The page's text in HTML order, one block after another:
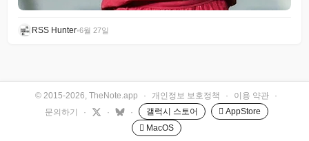
RSS Hunter•6월 27일
© 2015-2026, TheNote.app · 개인정보 보호정책 · 이용 약관
·
문의하기
· · · 갤럭시 스토어
 AppStore
 MacOS